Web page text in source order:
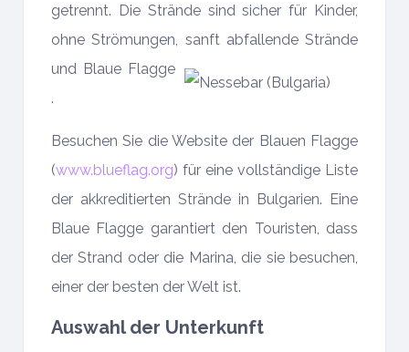
getrennt. Die Strände sind sicher für Kinder,
ohne Strömungen, sanft abfallende Strände
und Blaue Flagge
.
Besuchen Sie die Website der Blauen Flagge
(www.blueflag.org) für eine vollständige Liste
der akkreditierten Strände in Bulgarien. Eine
Blaue Flagge garantiert den Touristen, dass
der Strand oder die Marina, die sie besuchen,
einer der besten der Welt ist.
Auswahl der Unterkunft